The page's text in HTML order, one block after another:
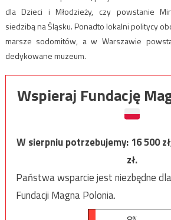
dla Dzieci i Młodzieży, czy powstanie
siedzibą na Śląsku. Ponadto lokalni politycy
marsze sodomitów, a w Warszawie
dedykowane muzeum.
Wspieraj Fundację
W sierpniu potrzebujemy:16 500
zł.
Państwa wsparcie jest niezbędne
Fundacji Magna Polonia.